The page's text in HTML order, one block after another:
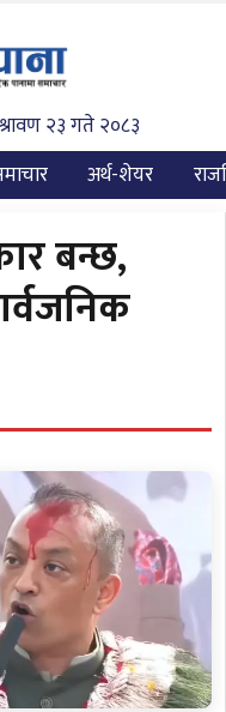
२३ गते २०८३
अर्थ-शेयर
बन्छ,